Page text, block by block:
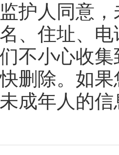
护人同意
、住址、
不小心收
删除。如
成年人的